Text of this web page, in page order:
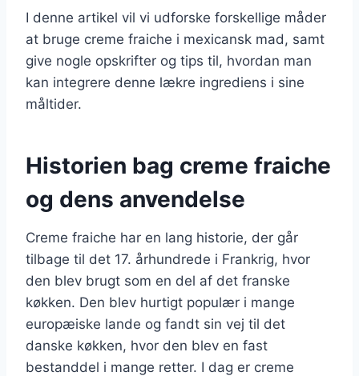
I denne artikel vil vi udforske forskellige måder
at bruge creme fraiche i mexicansk mad, samt
give nogle opskrifter og tips til, hvordan man
kan integrere denne lækre ingrediens i sine
måltider.
Historien bag creme fraiche
og dens anvendelse
Creme fraiche har en lang historie, der går
tilbage til det 17. århundrede i Frankrig, hvor
den blev brugt som en del af det franske
køkken. Den blev hurtigt populær i mange
europæiske lande og fandt sin vej til det
danske køkken, hvor den blev en fast
bestanddel i mange retter. I dag er creme